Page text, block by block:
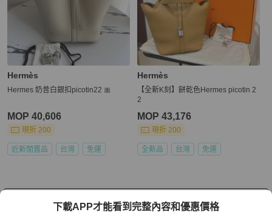
Hermès
Hermes 奶昔白銀扣picotin22 🎀
MOP 40,606
現折 200
近新閒置品 台灣 免運
Hermès
【全新K刻】餅乾色Hermes picotin 2
2
MOP 43,176
現折 200
全新品 台灣 免運
看更多
下載APP才能看到完整內容和優惠價格